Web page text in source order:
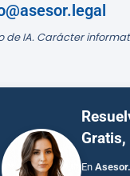
IA. Carácter
En